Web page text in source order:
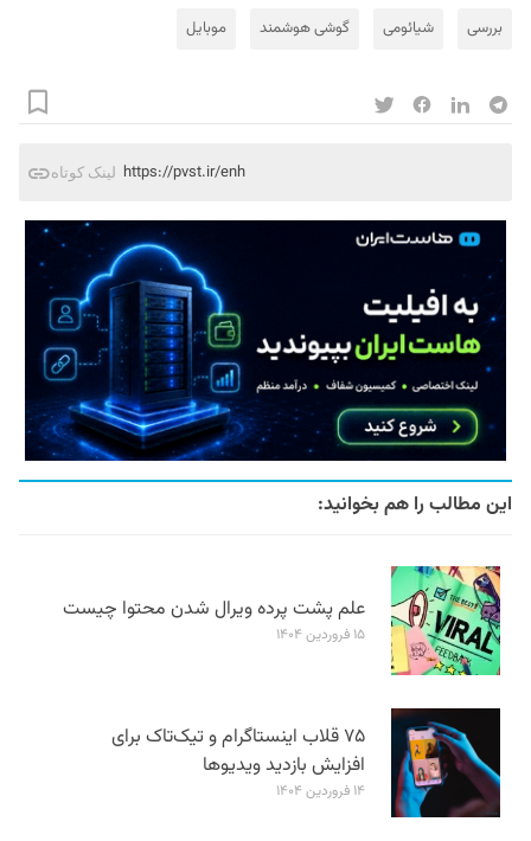
بررسی شیائومی گوشی هوشمند موبایل
لینک کوتاه https://pvst.ir/enh
این مطالب را هم بخوانید:
علم پشت پرده ویرال شدن محتوا چیست
۱۵ فروردین ۱۴۰۴
۷۵ قلاب اینستاگرام و تیک‌تاک برای
افزایش بازدید ویدیوها
۱۴ فروردین ۱۴۰۴